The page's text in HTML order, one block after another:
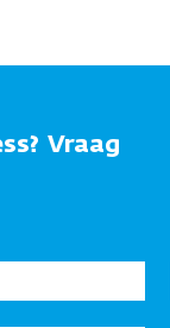
Vraag